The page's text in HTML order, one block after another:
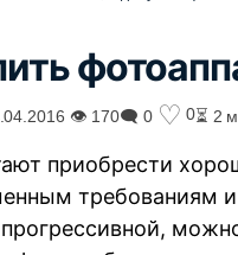
👁 170🗨 0 ♡ 0⏳ 2
приобрести
требованиям и